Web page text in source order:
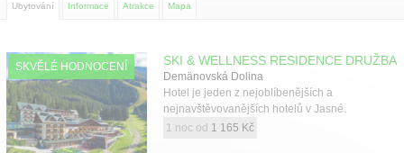
Skupiny a konference
Atrakce
O nás
Ubytování Informace Atrakce Mapa
SKVĚLÉ HODNOCENÍ SKI & WELLNESS RESIDENCE DRUŽBA
Demänovská Dolina
Hotel je jeden z nejoblíbenějších a
nejnavštěvovanějších hotelů v Jasné.
1 noc od 1 165 Kč